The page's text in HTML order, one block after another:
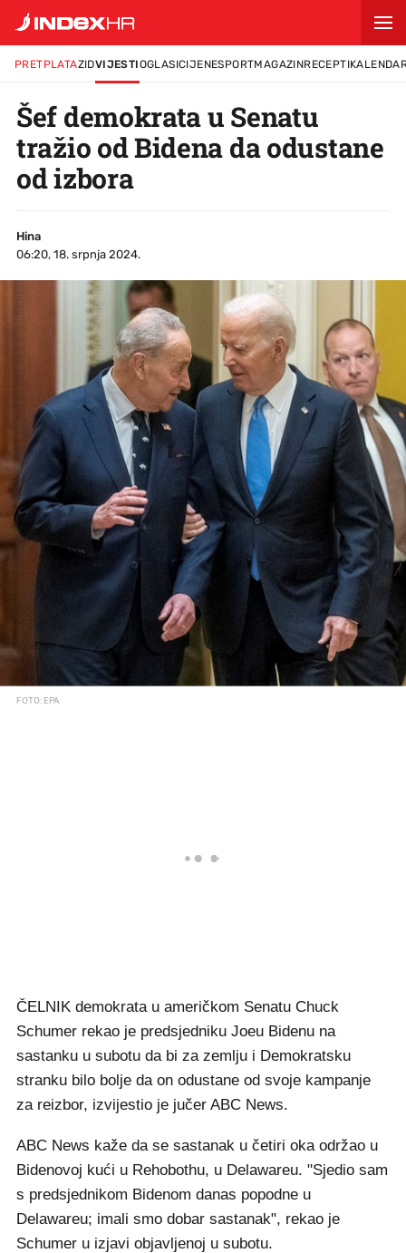
PRETPLATAZIDVIJESTIOGLASICIJENESPORTMAGAZINRECEPTI
Šef demokrata u Senatu
tražio od Bidena da odustane
od izbora
Hina
06:20, 18. srpnja 2024.
FOTO: EPA
ČELNIK demokrata u američkom Senatu Chuck
Schumer rekao je predsjedniku Joeu Bidenu na
sastanku u subotu da bi za zemlju i Demokratsku
stranku bilo bolje da on odustane od svoje kampanje
za reizbor, izvijestio je jučer ABC News.
ABC News kaže da se sastanak u četiri oka održao u
Bidenovoj kući u Rehobothu, u Delawareu. "Sjedio sam
s predsjednikom Bidenom danas popodne u
Delawareu; imali smo dobar sastanak", rekao je
Schumer u izjavi objavljenoj u subotu.